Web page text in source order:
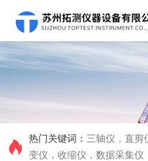
热门关键词： 三轴仪，直剪
变仪，收缩仪，数据采集仪